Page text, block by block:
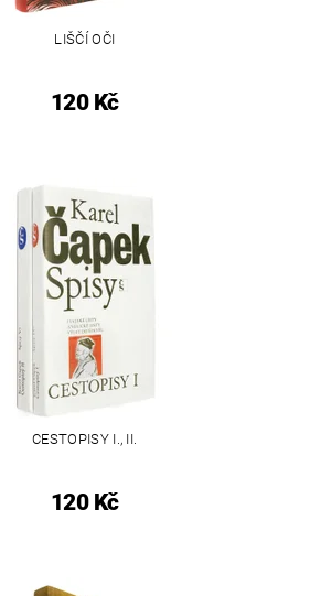
LIŠČÍ OČI
120 Kč
CESTOPISY I., II.
120 Kč